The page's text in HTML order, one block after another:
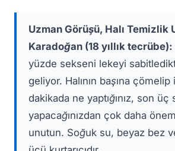
Uzman Görüşü, Halı Temizlik
Karadoğan (18 yıllık tecrübe):
yüzde sekseni lekeyi
geliyor. Halının başına çömelip
dakikada ne yaptığınız, son üç
yapacağınızdan çok daha
unutun. Soğuk su, beyaz bez